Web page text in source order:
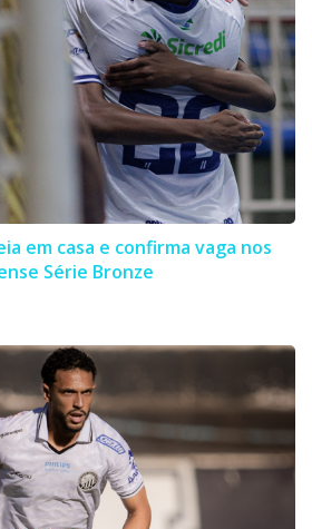
em casa e confirma vaga nos
Série Bronze